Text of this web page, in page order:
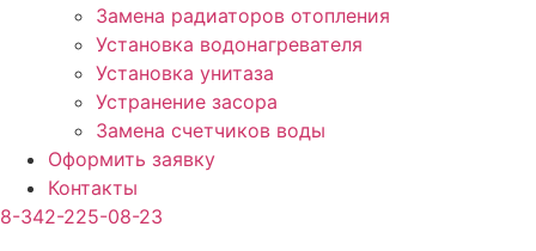
Замена радиаторов отопления
Установка водонагревателя
Установка унитаза
Устранение засора
Замена счетчиков воды
Оформить заявку
Контакты
8-342-225-08-23